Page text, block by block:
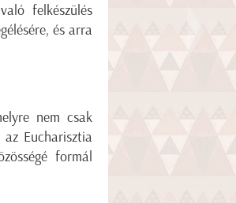
felkészülés
és arra
nem csak
Eucharisztia
formál